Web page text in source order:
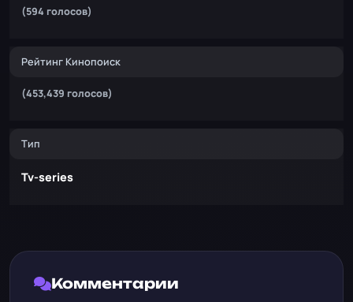
(594 голосов)
Рейтинг Кинопоиск
(453,439 голосов)
Тип
Tv-series
Комментарии